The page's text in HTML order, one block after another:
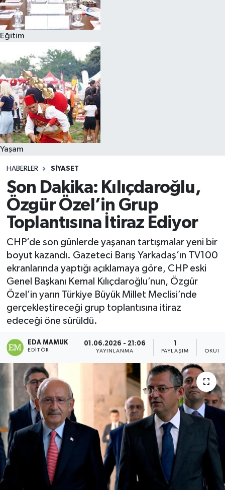
Eğitim
Yaşam
HABERLER SIYASET
Son Dakika: Kılıçdaroğlu,
Özgür Özel’in Grup
Toplantısına İtiraz Ediyor
CHP’de son günlerde yaşanan tartışmalar yeni bir
boyut kazandı. Gazeteci Barış Yarkadaş’ın TV100
ekranlarında yaptığı açıklamaya göre, CHP eski
Genel Başkanı Kemal Kılıçdaroğlu’nun, Özgür
Özel’in yarın Türkiye Büyük Millet Meclisi’nde
gerçekleştireceği grup toplantısına itiraz
edeceği öne sürüldü.
EDA MAMUK
EDITÖR
01.06.2026 - 21:06
YAYINLANMA PAYLAŞIM